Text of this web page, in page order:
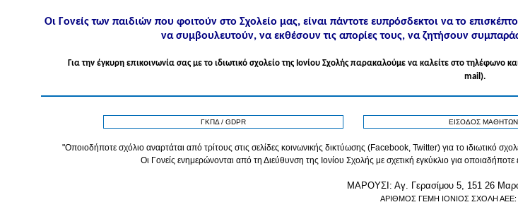
Οι Γονείς των παιδιών που φοιτούν στο Σχολείο μας, είναι πάντοτε ευπρόσδεκτοι να το
να συμβουλευτούν, να εκθέσουν τις απορίες τους, να ζητήσουν
Για την έγκυρη επικοινωνία σας με το ιδιωτικό σχολείο της Ιονίου Σχολής παρακαλούμε να καλείτε στo
mail).
ΓΚΠΔ / GDPR ΕΙΣΟΔΟΣ ΜΑΘΗΤΩΝ
"Οποιοδήποτε σχόλιο αναρτάται από τρίτους στις σελίδες κοινωνικής δικτύωσης (Facebook, Twitter) για το ιδιωτικό
Οι Γονείς ενημερώνονται από τη Διεύθυνση της Ιονίου Σχολής με σχετική εγκύκλιο για
MAPOYΣΙ: Αγ. Γερασίμου 5, 151 26
ΑΡΙΘΜΟΣ ΓΕΜΗ ΙΟΝΙΟΣ ΣΧΟΛΗ ΑΕΕ: